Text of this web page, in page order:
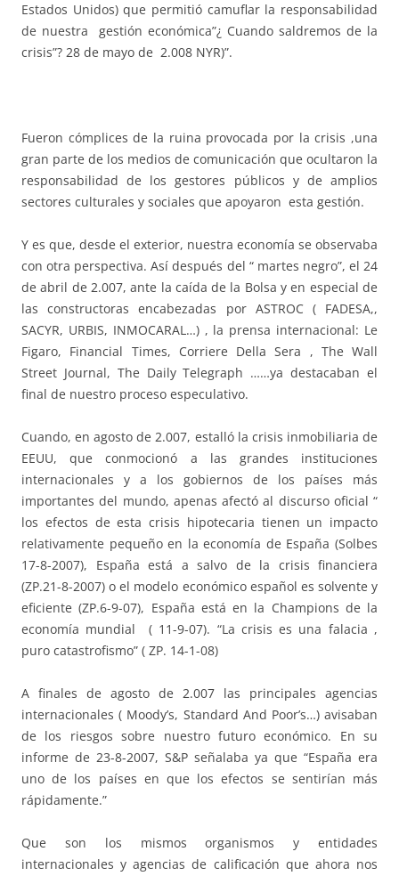
Estados Unidos) que permitió camuflar la responsabilidad
de nuestra gestión económica”¿ Cuando saldremos de la
crisis”? 28 de mayo de 2.008 NYR)”.
Fueron cómplices de la ruina provocada por la crisis ,una
gran parte de los medios de comunicación que ocultaron la
responsabilidad de los gestores públicos y de amplios
sectores culturales y sociales que apoyaron esta gestión.
Y es que, desde el exterior, nuestra economía se observaba
con otra perspectiva. Así después del “ martes negro”, el 24
de abril de 2.007, ante la caída de la Bolsa y en especial de
las constructoras encabezadas por ASTROC ( FADESA,,
SACYR, URBIS, INMOCARAL…) , la prensa internacional: Le
Figaro, Financial Times, Corriere Della Sera , The Wall
Street Journal, The Daily Telegraph ……ya destacaban el
final de nuestro proceso especulativo.
Cuando, en agosto de 2.007, estalló la crisis inmobiliaria de
EEUU, que conmocionó a las grandes instituciones
internacionales y a los gobiernos de los países más
importantes del mundo, apenas afectó al discurso oficial “
los efectos de esta crisis hipotecaria tienen un impacto
relativamente pequeño en la economía de España (Solbes
17-8-2007), España está a salvo de la crisis financiera
(ZP.21-8-2007) o el modelo económico español es solvente y
eficiente (ZP.6-9-07), España está en la Champions de la
economía mundial ( 11-9-07). “La crisis es una falacia ,
puro catastrofismo” ( ZP. 14-1-08)
A finales de agosto de 2.007 las principales agencias
internacionales ( Moody’s, Standard And Poor’s…) avisaban
de los riesgos sobre nuestro futuro económico. En su
informe de 23-8-2007, S&P señalaba ya que “España era
uno de los países en que los efectos se sentirían más
rápidamente.”
Que son los mismos organismos y entidades
internacionales y agencias de calificación que ahora nos